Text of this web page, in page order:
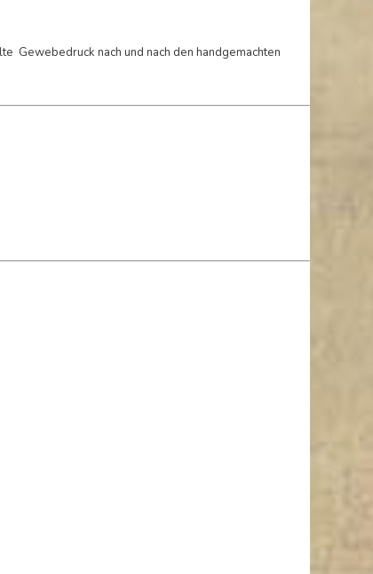
nach und nach den handgemachten